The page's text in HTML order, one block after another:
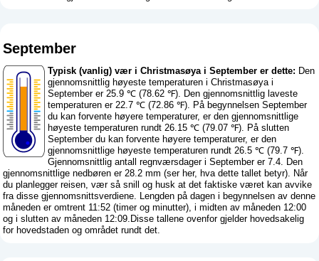
September
Typisk (vanlig) vær i Christmasøya i September er dette: Den
gjennomsnittlig høyeste temperaturen i Christmasøya i
September er 25.9 ℃ (78.62 ℉). Den gjennomsnittlig laveste
temperaturen er 22.7 ℃ (72.86 ℉). På begynnelsen September
du kan forvente høyere temperaturer, er den gjennomsnittlige
høyeste temperaturen rundt 26.15 ℃ (79.07 ℉). På slutten
September du kan forvente høyere temperaturer, er den
gjennomsnittlige høyeste temperaturen rundt 26.5 ℃ (79.7 ℉).
Gjennomsnittlig antall regnværsdager i September er 7.4. Den
gjennomsnittlige nedbøren er 28.2 mm (ser her, hva dette tallet betyr). Når
du planlegger reisen, vær så snill og husk at det faktiske været kan avvike
fra disse gjennomsnittsverdiene. Lengden på dagen i begynnelsen av denne
måneden er omtrent 11:52 (timer og minutter), i midten av måneden 12:00
og i slutten av måneden 12:09.Disse tallene ovenfor gjelder hovedsakelig
for hovedstaden og området rundt det.